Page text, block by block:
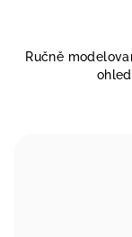
Ručně